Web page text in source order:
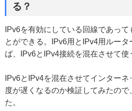
る？
IPv6を有効にしている回線であっ
とができる。IPv6用とIPv4用ルー
ば、IPv6とIPv4接続を混在させて使
IPv6とIPv4を混在させてインター
度が遅くなるのか検証してみたの
た。